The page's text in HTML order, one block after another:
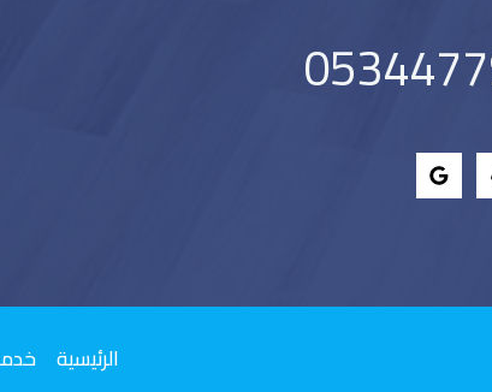
الرئيسية